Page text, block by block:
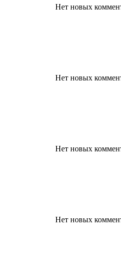
Нет новых
Нет новых
Нет новых
Нет новых